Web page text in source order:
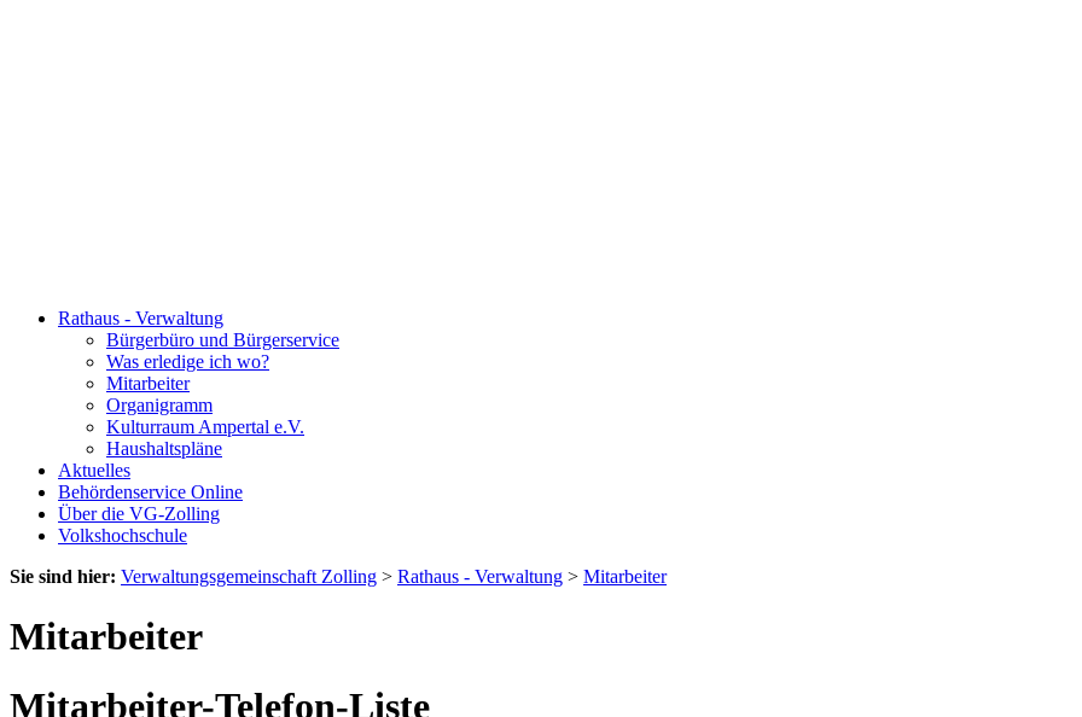
Rathaus - Verwaltung
Bürgerbüro und Bürgerservice
Was erledige ich wo?
Mitarbeiter
Organigramm
Kulturraum Ampertal e.V.
Haushaltspläne
Aktuelles
Behördenservice Online
Über die VG-Zolling
Volkshochschule
Sie sind hier: Verwaltungsgemeinschaft Zolling > Rathaus - Verwaltung > Mitarbeiter
Mitarbeiter
Mitarbeiter-Telefon-Liste